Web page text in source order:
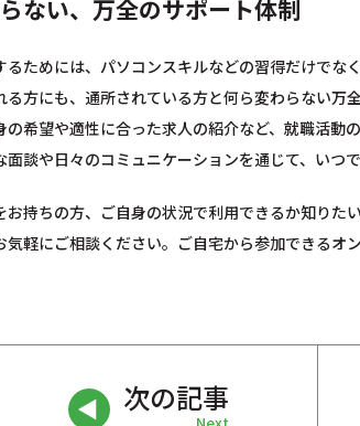
ない、万全のサポート体制
ためには、パソコンスキルなどの習得だけで
方にも、通所されている方と何ら変わらない
の希望や適性に合った求人の紹介など、就職活
談や日々のコミュニケーションを通じて、いつ
持ちの方、ご自身の状況で利用できるか知り
気軽にご相談ください。ご自宅から参加できる
次の記事
Next